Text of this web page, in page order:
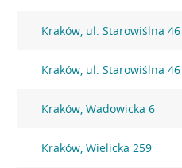
Kraków, ul. Starowiślna 46
Kraków, ul. Starowiślna 46
Kraków, Wadowicka 6
Kraków, Wielicka 259